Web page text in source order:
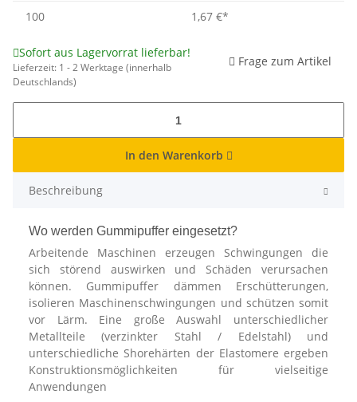
100
1,67 €*
Sofort aus Lagervorrat lieferbar!
Lieferzeit: 1 - 2 Werktage (innerhalb
Deutschlands)
Frage zum Artikel
In den Warenkorb
Beschreibung
Wo werden Gummipuffer eingesetzt?
Arbeitende Maschinen erzeugen Schwingungen die
sich störend auswirken und Schäden verursachen
können. Gummipuffer dämmen Erschütterungen,
isolieren Maschinenschwingungen und schützen somit
vor Lärm. Eine große Auswahl unterschiedlicher
Metallteile (verzinkter Stahl / Edelstahl) und
unterschiedliche Shorehärten der Elastomere ergeben
Konstruktionsmöglichkeiten für vielseitige
Anwendungen